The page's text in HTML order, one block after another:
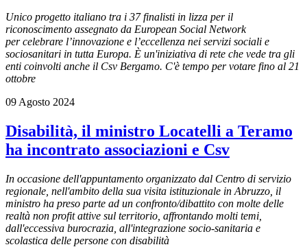
Unico progetto italiano tra i 37 finalisti in lizza per il
riconoscimento assegnato da European Social Network
per celebrare l’innovazione e l’eccellenza nei servizi sociali e
sociosanitari in tutta Europa. È un'iniziativa di rete che vede tra gli
enti coinvolti anche il Csv Bergamo. C'è tempo per votare fino al 21
ottobre
09 Agosto 2024
Disabilità, il ministro Locatelli a Teramo
ha incontrato associazioni e Csv
In occasione dell'appuntamento organizzato dal Centro di servizio
regionale, nell'ambito della sua visita istituzionale in Abruzzo, il
ministro ha preso parte ad un confronto/dibattito con molte delle
realtà non profit attive sul territorio, affrontando molti temi,
dall'eccessiva burocrazia, all'integrazione socio-sanitaria e
scolastica delle persone con disabilità